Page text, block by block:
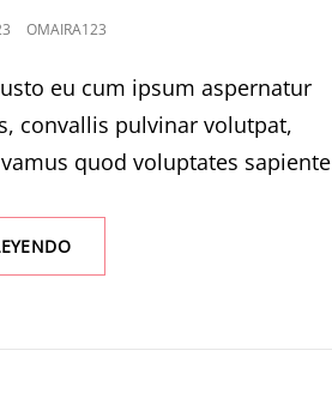
OMAIRA123
eu cum ipsum aspernatur
convallis pulvinar volutpat,
quod voluptates sapiente